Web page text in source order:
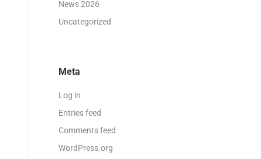
News 2026
Uncategorized
Meta
Log in
Entries feed
Comments feed
WordPress.org